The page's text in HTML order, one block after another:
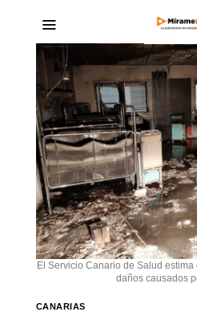
El Servicio Canario de Salud
daños causados
CANARIAS